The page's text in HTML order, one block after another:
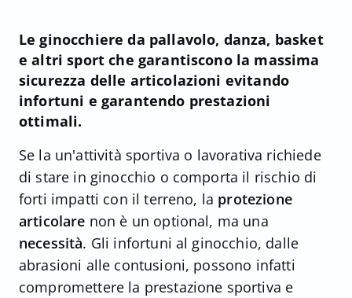
Le ginocchiere da pallavolo, danza, basket
e altri sport che garantiscono la massima
sicurezza delle articolazioni evitando
infortuni e garantendo prestazioni
ottimali.
Se la un'attività sportiva o lavorativa richiede
di stare in ginocchio o comporta il rischio di
forti impatti con il terreno, la protezione
articolare non è un optional, ma una
necessità. Gli infortuni al ginocchio, dalle
abrasioni alle contusioni, possono infatti
compromettere la prestazione sportiva e